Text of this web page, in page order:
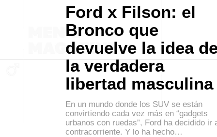
Ford x Filson: el
Bronco que
devuelve la idea
la verdadera
libertad masculina
En un mundo donde los SUV se están
convirtiendo cada vez más en “gadgets
urbanos con ruedas”, Ford ha decidido ir
contracorriente. Y lo ha hecho…